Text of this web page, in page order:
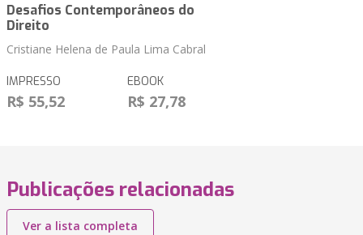
Desafios Contemporâneos do
Direito
Cristiane Helena de Paula Lima Cabral
IMPRESSO
R$ 55,52
EBOOK
R$ 27,78
Publicações relacionadas
Ver a lista completa